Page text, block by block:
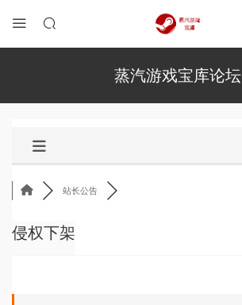
蒸汽游戏宝库论坛
站长公告
侵权下架